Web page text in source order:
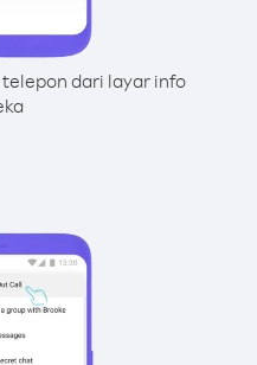
dari layar info